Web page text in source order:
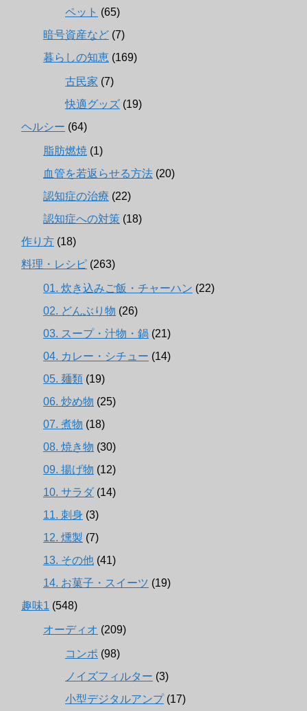
ペット (65)
暗号資産など (7)
暮らしの知恵 (169)
古民家 (7)
快適グッズ (19)
ヘルシー (64)
脂肪燃焼 (1)
血管を若返らせる方法 (20)
認知症の治療 (22)
認知症への対策 (18)
作り方 (18)
料理・レシピ (263)
01. 炊き込みご飯・チャーハン (22)
02. どんぶり物 (26)
03. スープ・汁物・鍋 (21)
04. カレー・シチュー (14)
05. 麺類 (19)
06. 炒め物 (25)
07. 煮物 (18)
08. 焼き物 (30)
09. 揚げ物 (12)
10. サラダ (14)
11. 刺身 (3)
12. 燻製 (7)
13. その他 (41)
14. お菓子・スイーツ (19)
趣味1 (548)
オーディオ (209)
コンポ (98)
ノイズフィルター (3)
小型デジタルアンプ(17)